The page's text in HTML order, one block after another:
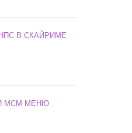
В СКАЙРИМЕ
МСМ МЕНЮ